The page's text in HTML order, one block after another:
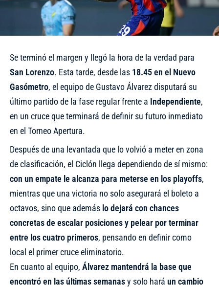
Se terminó el margen y llegó la hora de la verdad para
San Lorenzo. Esta tarde, desde las 18.45 en el Nuevo
Gasómetro, el equipo de Gustavo Álvarez disputará su
último partido de la fase regular frente a Independiente,
en un cruce que terminará de definir su futuro inmediato
en el Torneo Apertura.
Después de una levantada que lo volvió a meter en zona
de clasificación, el Ciclón llega dependiendo de sí mismo:
con un empate le alcanza para meterse en los playoffs,
mientras que una victoria no solo asegurará el boleto a
octavos, sino que además lo dejará con chances
concretas de escalar posiciones y pelear por terminar
entre los cuatro primeros, pensando en definir como
local el primer cruce eliminatorio.
En cuanto al equipo, Álvarez mantendrá la base que
encontró en las últimas semanasy solo hará un cambio